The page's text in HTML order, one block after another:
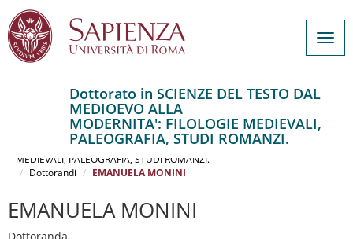
principale
Dottorato in SCIENZE DEL TESTO DAL
MEDIOEVO ALLA
MODERNITA': FILOLOGIE MEDIEVALI,
PALEOGRAFIA, STUDI ROMANZI.
SCIENZE DEL TESTO DAL MEDIOEVO ALLA MODERNITA': FILOLOGIE
MEDIEVALI, PALEOGRAFIA, STUDI ROMANZI.
Dottorandi
EMANUELA MONINI
EMANUELA MONINI